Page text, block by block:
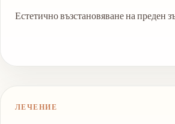
Естетично възстановяване на преден
ЛЕЧЕНИЕ